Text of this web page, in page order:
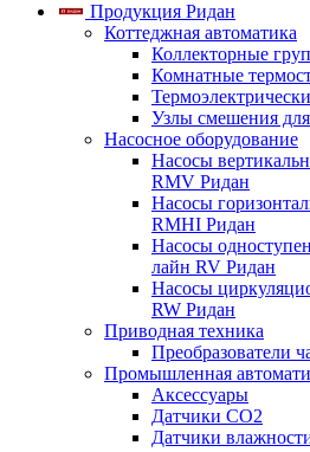
Продукция Ридан
Коттеджная автоматика
Коллекторные
Комнатные
Узлы смешения
Насосное оборудование
Насосы
RMV Ридан
Насосы
RMHI Ридан
Насосы
лайн RV Ридан
Насосы
RW Ридан
Приводная техника
Преобразователи
Промышленная
Аксессуары
Датчики CO2
Датчики